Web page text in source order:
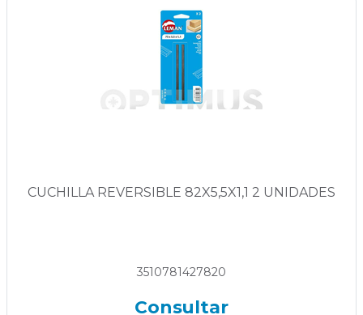
CUCHILLA REVERSIBLE 82X5,5X1,1 2 UNIDADES
3510781427820
Consultar